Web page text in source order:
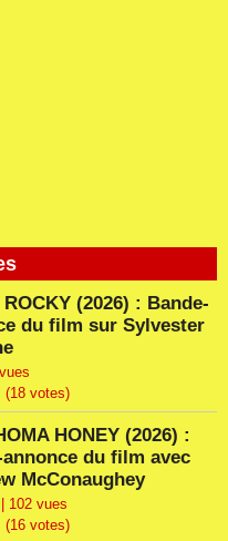
ROCKY (2026) : Bande-
du film sur Sylvester
(18 votes)
HONEY (2026) :
annonce du film avec
McConaughey
102 vues
(16 votes)